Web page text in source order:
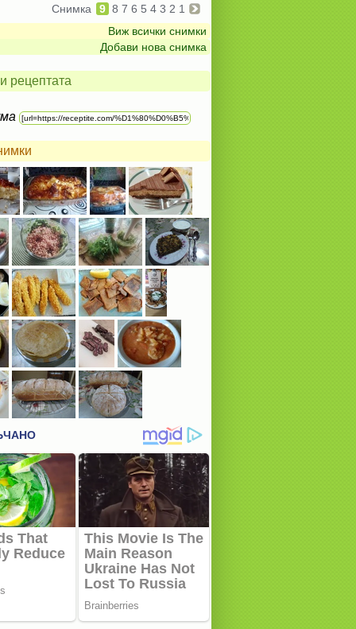
Снимка 9 8 7 6 5 4 3 2 1
Виж всички снимки
Добави нова снимка
рецептата